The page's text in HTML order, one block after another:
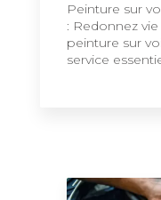
Peinture sur
: Redonnez
peinture sur
service